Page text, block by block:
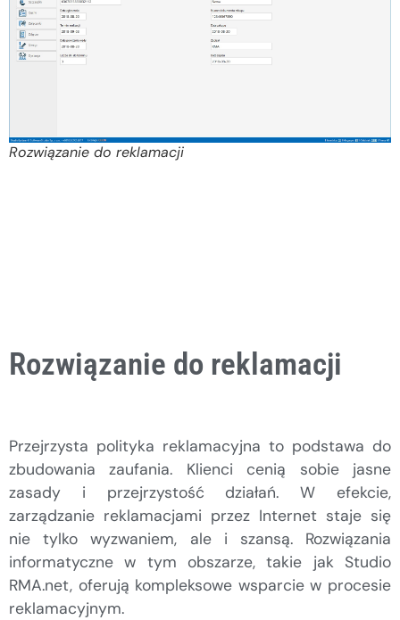
Rozwiązanie do reklamacji
Rozwiązanie do reklamacji
Przejrzysta polityka reklamacyjna to podstawa do
zbudowania zaufania. Klienci cenią sobie jasne
zasady i przejrzystość działań. W efekcie,
zarządzanie reklamacjami przez Internet staje się
nie tylko wyzwaniem, ale i szansą. Rozwiązania
informatyczne w tym obszarze, takie jak Studio
RMA.net, oferują kompleksowe wsparcie w procesie
reklamacyjnym.